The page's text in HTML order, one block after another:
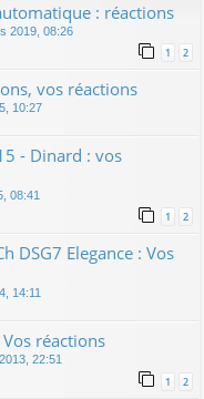
: réactions
2019, 08:26
1 2
vos réactions
10:27
- Dinard : vos
08:41
1 2
DSG7 Elegance : Vos
14:11
réactions
22:51
1 2